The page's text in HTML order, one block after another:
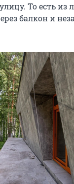
То есть
балкон и